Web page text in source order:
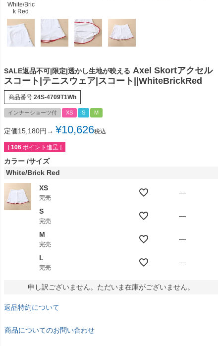
White/Bric
k Red
SALE返品不可|限定|透かし生地が映える Axel Skortアクセル
スコート|テニスウェア|スコート||WhiteBrickRed
商品番号 24S-4709T1Wh
インナーショーツ付 XS S M
定価15,180円→ ¥10,626税込
[ 106 ポイント進呈 ]
カラー サイズ
White/Brick Red
XS
完売
—
S
完売
—
M
完売
—
L
完売
—
申し訳ございません。ただいま在庫がございません。
返品特約について
商品についてのお問い合わせ